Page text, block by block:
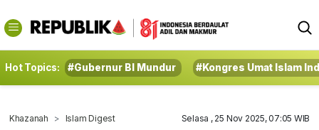
Hot Topics: #Gubernur BI Mundur #Kongres Umat Islam
Khazanah Islam Digest Selasa , 25 Nov 2025, 07:05 WIB